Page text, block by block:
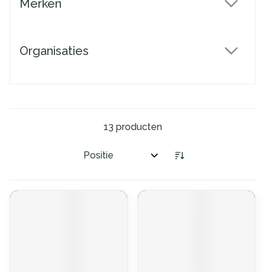
Merken
Organisaties
13 producten
Sorteer op: